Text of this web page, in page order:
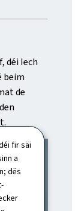
fir säi
a
dës
déi Iech
beim
de